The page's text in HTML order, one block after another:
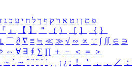
פ ם ן ו ט א ר ק ף ך ל ח י ע כ ג
『 』 【 】 ＂ （ ） ［ ］ ｛ ｝
⌒ ∂ ∇ ≡ ≒ ≪ ≫ √ ∽ ∝ ∵ ∫ ∬ ∈ ∋
⇔ ∀ ∃ ∮ ∑ ∏ ＋ － ＜ ＝
＞
∼ ´ ～ ˇ ˘ ˝ ˚ ˙ ¸ ¡ ¿ ː ！ ＇ ， ． ／
：